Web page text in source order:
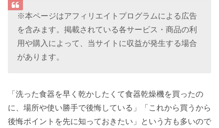
※本ページはアフィリエイトプログラムによる広告
を含みます。掲載されている各サービス・商品の利
用や購入によって、当サイトに収益が発生する場合
があります。
「洗った食器を早く乾かしたくて食器乾燥機を買ったの
に、場所や使い勝手で後悔している」「これから買うから
後悔ポイントを先に知っておきたい」という方も多いので